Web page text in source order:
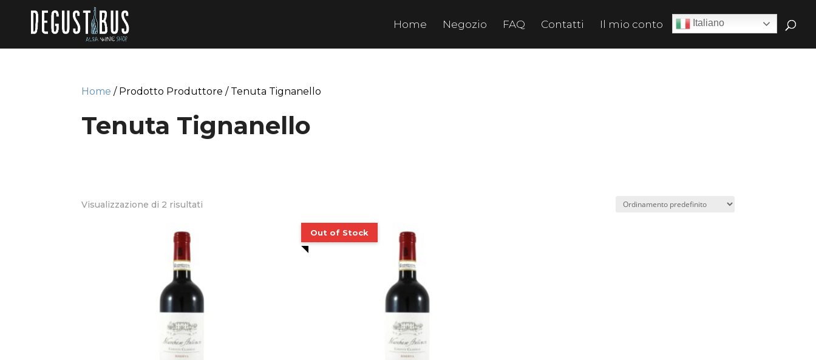
Home Negozio FAQ Contatti Il mio conto
Home / Prodotto Produttore / Tenuta Tignanello
Tenuta Tignanello
Visualizzazione di 2 risultati
Italiano